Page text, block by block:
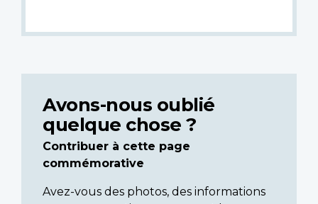
Avons-nous oublié
quelque chose ?
Contribuer à cette page
commémorative
Avez-vous des photos, des informations